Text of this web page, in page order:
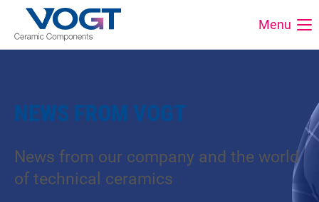
Menu
NEWS FROM VOGT
News from our company and the world
of technical ceramics